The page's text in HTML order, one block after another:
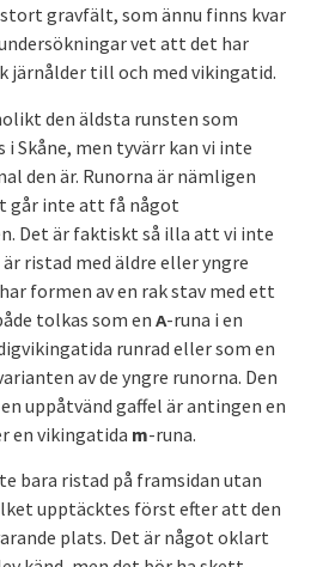
gravfält, som ännu finns kvar
vet att det har
järnålder till och med vikingatid.
den äldsta runsten som
Skåne, men tyvärr kan vi inte
den är. Runorna är nämligen
går inte att få något
Det är faktiskt så illa att vi inte
är ristad med äldre eller yngre
formen av en rak stav med ett
tolkas som en ᴀ-runa i en
runrad eller som en
av de yngre runorna. Den
uppåtvänd gaffel är antingen en
en vikingatida m-runa.
bara ristad på framsidan utan
upptäcktes först efter att den
plats. Det är något oklart